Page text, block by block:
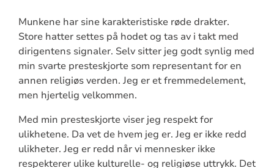
Munkene har sine karakteristiske røde drakter.
Store hatter settes på hodet og tas av i takt med
dirigentens signaler. Selv sitter jeg godt synlig med
min svarte presteskjorte som representant for en
annen religiøs verden. Jeg er et fremmedelement,
men hjertelig velkommen.
Med min presteskjorte viser jeg respekt for
ulikhetene. Da vet de hvem jeg er. Jeg er ikke redd
ulikheter. Jeg er redd når vi mennesker ikke
respekterer ulike kulturelle- og religiøse uttrykk. Det